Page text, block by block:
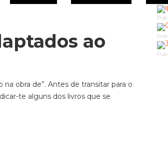
ao
obra de”. Antes de transitar para o
te alguns dos livros que se
Pub
Pub
Pub